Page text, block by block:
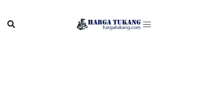
content